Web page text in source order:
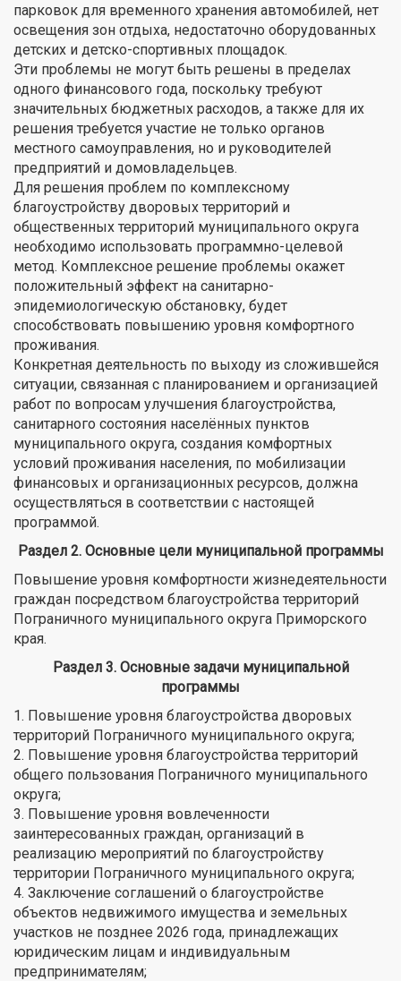
парковок для временного хранения автомобилей, нет
освещения зон отдыха, недостаточно оборудованных
детских и детско-спортивных площадок.
Эти проблемы не могут быть решены в пределах
одного финансового года, поскольку требуют
значительных бюджетных расходов, а также для их
решения требуется участие не только органов
местного самоуправления, но и руководителей
предприятий и домовладельцев.
Для решения проблем по комплексному
благоустройству дворовых территорий и
общественных территорий муниципального округа
необходимо использовать программно-целевой
метод. Комплексное решение проблемы окажет
положительный эффект на санитарно-
эпидемиологическую обстановку, будет
способствовать повышению уровня комфортного
проживания.
Конкретная деятельность по выходу из сложившейся
ситуации, связанная с планированием и организацией
работ по вопросам улучшения благоустройства,
санитарного состояния населённых пунктов
муниципального округа, создания комфортных
условий проживания населения, по мобилизации
финансовых и организационных ресурсов, должна
осуществляться в соответствии с настоящей
программой.
Раздел 2. Основные цели муниципальной программы
Повышение уровня комфортности жизнедеятельности
граждан посредством благоустройства территорий
Пограничного муниципального округа Приморского
края.
Раздел 3. Основные задачи муниципальной
программы
1. Повышение уровня благоустройства дворовых
территорий Пограничного муниципального округа;
2. Повышение уровня благоустройства территорий
общего пользования Пограничного муниципального
округа;
3. Повышение уровня вовлеченности
заинтересованных граждан, организаций в
реализацию мероприятий по благоустройству
территории Пограничного муниципального округа;
4. Заключение соглашений о благоустройстве
объектов недвижимого имущества и земельных
участков не позднее 2026 года, принадлежащих
юридическим лицам и индивидуальным
предпринимателям;